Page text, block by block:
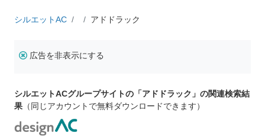
シルエットAC アドドラック
広告を非表示にする
シルエットACグループサイトの「アドドラック」の関連検索結
果 （同じアカウントで無料ダウンロードできます）